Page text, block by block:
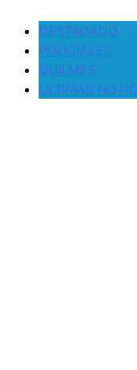
DESTACADO
POLICIALES
QUILMES
ULTIMAS